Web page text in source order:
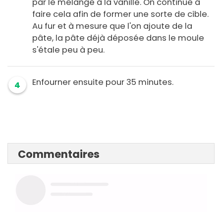
faire cela afin de former une sorte de cible.
Au fur et à mesure que l'on ajoute de la
pâte, la pâte déjà déposée dans le moule
s'étale peu à peu.
4 Enfourner ensuite pour 35 minutes.
Commentaires